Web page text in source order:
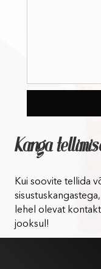
Kanga
Kui soovite tellida
lehel olevat
jooksul!